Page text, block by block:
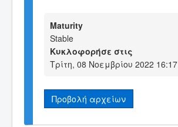
Maturity
Stable
Κυκλοφορήσε στις
Τρίτη, 08 Νοεμβρίου 2022 16:17
Προβολή αρχείων